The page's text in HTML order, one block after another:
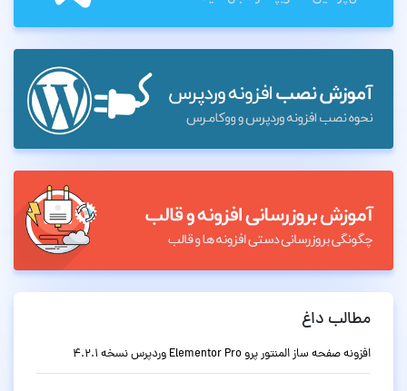
مطالب داغ
افزونه صفحه ساز المنتور پرو Elementor Pro وردپرس نسخه 4.2.1